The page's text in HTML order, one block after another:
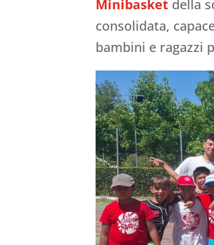
Minibasket della
consolidata,
bambini e ragazzi